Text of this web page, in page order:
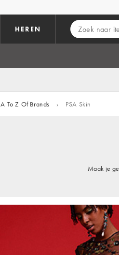
HEREN
A To Z Of Brands › PSA Skin
Maak je